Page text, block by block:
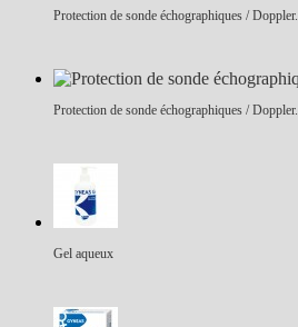
Protection de sonde échographiques / Doppler...
Protection de sonde échographiques / Doppler...
Gel aqueux